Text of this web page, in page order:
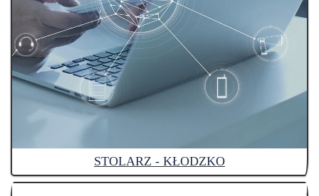
STOLARZ - KŁODZKO